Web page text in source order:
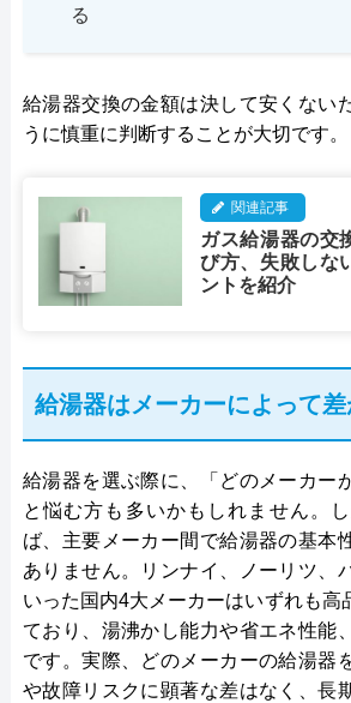
る
給湯器交換の金額は決して安くない
うに慎重に判断することが大切です。
関連記事
ガス給湯器の交
び方、失敗しな
ントを紹介
給湯器はメーカーによって差
給湯器を選ぶ際に、「どのメーカー
と悩む方も多いかもしれません。
ば、主要メーカー間で給湯器の基本
ありません。リンナイ、ノーリツ、
いった国内4大メーカーはいずれも高
ており、湯沸かし能力や省エネ性能
です。実際、どのメーカーの給湯器
や故障リスクに顕著な差はなく、長